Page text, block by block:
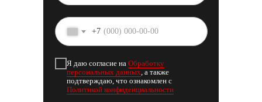
+7
Я даю согласие на Обработку
персональных данных, а также
подтверждаю, что ознакомлен с
Политикой конфиденциальности